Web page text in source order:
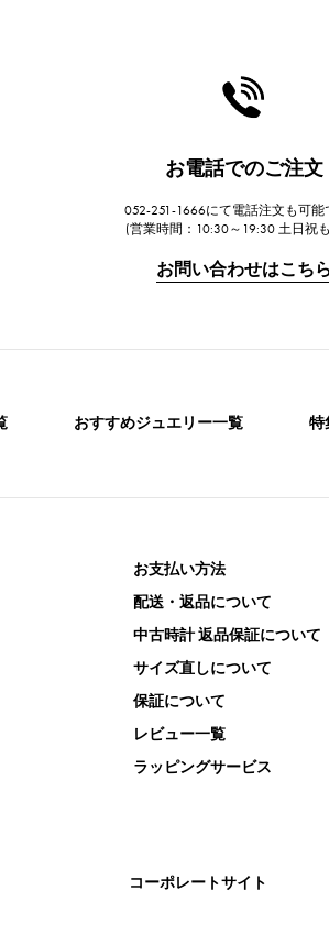
お電話でのご注文
052-251-1666にて電話注文も可能
(営業時間：10:30～19:30 土日祝
お問い合わせはこちら
おすすめジュエリー一覧 特
お支払い方法
配送・返品について
中古時計 返品保証について
サイズ直しについて
保証について
レビュー一覧
ラッピングサービス
コーポレートサイト